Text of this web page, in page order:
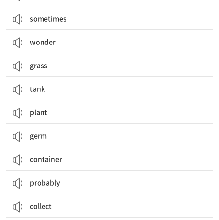
sometimes
wonder
grass
tank
plant
germ
container
probably
collect